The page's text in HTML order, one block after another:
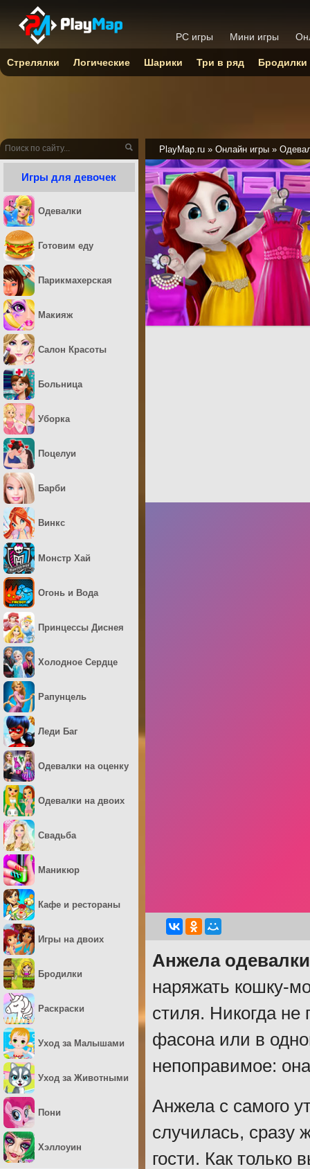
PlayMap.ru » Онлайн игры »
Анжела одевалки
наряжать кошку-
стиля. Никогда не
фасона или в
непоправимое:
Анжела с самого
случилась, сразу
гости. Как только
Игры для девочек
Одевалки
Готовим еду
Парикмахерская
Макияж
Салон Красоты
Больница
Уборка
Поцелуи
Барби
Винкс
Монстр Хай
Огонь и Вода
Принцессы Диснея
Холодное Сердце
Рапунцель
Леди Баг
Одевалки на оценку
Одевалки на двоих
Свадьба
Маникюр
Кафе и рестораны
Игры на двоих
Бродилки
Раскраски
Уход за Малышами
Уход за Животными
Пони
Хэллоуин
PC игры Мини игры
Стрелялки Логические Шарики Три в ряд Бродилки